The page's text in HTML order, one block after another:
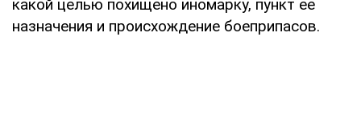
какой целью похищено иномарку, пункт ее
назначения и происхождение боеприпасов.